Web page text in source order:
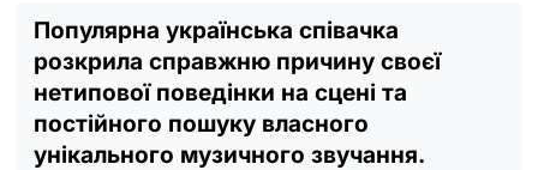
Популярна українська співачка
розкрила справжню причину своєї
нетипової поведінки на сцені та
постійного пошуку власного
унікального музичного звучання.